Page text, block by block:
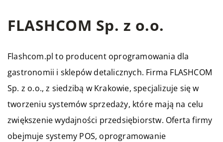
FLASHCOM Sp. z o.o.
Flashcom.pl to producent oprogramowania dla
gastronomii i sklepów detalicznych. Firma FLASHCOM
Sp. z o.o., z siedzibą w Krakowie, specjalizuje się w
tworzeniu systemów sprzedaży, które mają na celu
zwiększenie wydajności przedsiębiorstw. Oferta firmy
obejmuje systemy POS, oprogramowanie